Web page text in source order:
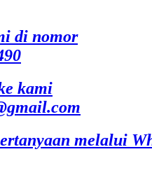
di nomor
kami
melalui